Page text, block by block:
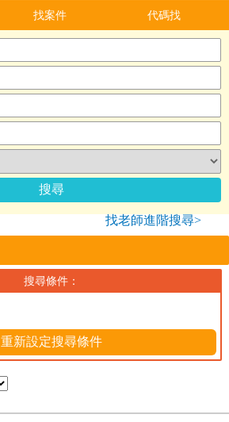
找案件 代碼找
找老師進階搜尋>
搜尋條件：
重新設定搜尋條件